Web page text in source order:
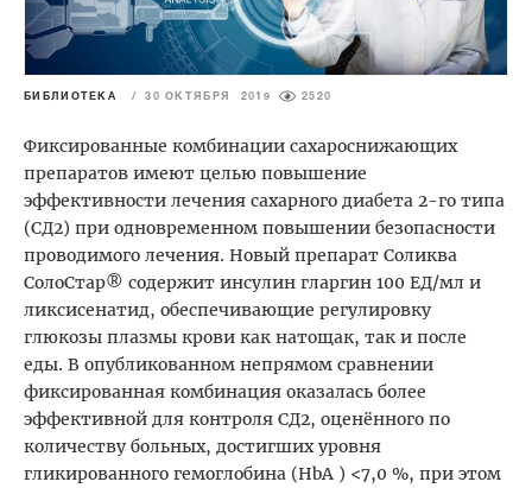
БИБЛИОТЕКА / 30 ОКТЯБРЯ 2019 2520
Фиксированные комбинации сахароснижающих
препаратов имеют целью повышение
эффективности лечения сахарного диабета 2-го типа
(СД2) при одновременном повышении безопасности
проводимого лечения. Новый препарат Соликва
СолоСтар® содержит инсулин гларгин 100 ЕД/мл и
ликсисенатид, обеспечивающие регулировку
глюкозы плазмы крови как натощак, так и после
еды. В опубликованном непрямом сравнении
фиксированная комбинация оказалась более
эффективной для контроля СД2, оценённого по
количеству больных, достигших уровня
гликированного гемоглобина (HbA ) <7,0 %, при этом